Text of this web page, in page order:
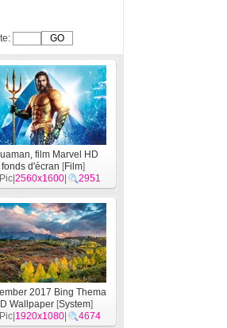
film Marvel HD
fonds d'écran [Film]
2560x1600| 2951
2017 Bing Thema
Wallpaper [System]
1920x1080| 4674